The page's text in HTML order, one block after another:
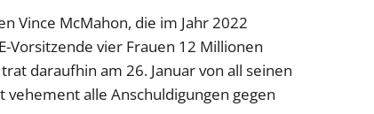
Vince McMahon, die im Jahr 2022
Vorsitzende vier Frauen 12 Millionen
daraufhin am 26. Januar von all seinen
alle Anschuldigungen gegen